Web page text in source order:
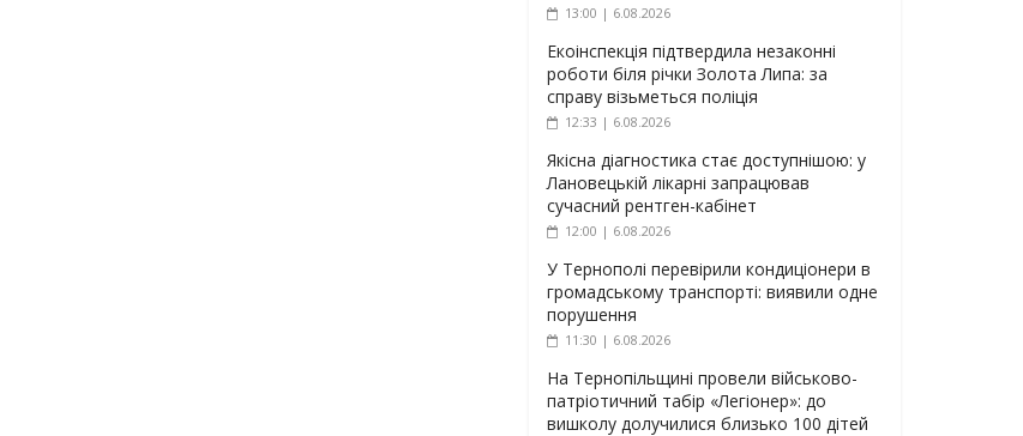
13:00 | 6.08.2026
Екоінспекція підтвердила незаконні
роботи біля річки Золота Липа: за
справу візьметься поліція
12:33 | 6.08.2026
Якісна діагностика стає доступнішою: у
Лановецькій лікарні запрацював
сучасний рентген-кабінет
12:00 | 6.08.2026
У Тернополі перевірили кондиціонери в
громадському транспорті: виявили одне
порушення
11:30 | 6.08.2026
На Тернопільщині провели військово-
патріотичний табір «Легіонер»: до
вишколу долучилися близько 100 дітей